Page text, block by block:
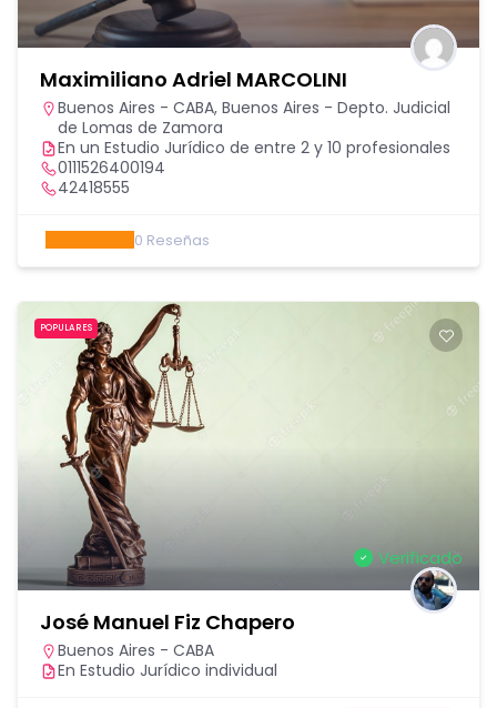
Maximiliano Adriel MARCOLINI
Buenos Aires - CABA, Buenos Aires - Depto. Judicial
de Lomas de Zamora
En un Estudio Jurídico de entre 2 y 10 profesionales
0111526400194
42418555
0 Reseñas
POPULARES
Verificado
José Manuel Fiz Chapero
Buenos Aires - CABA
En Estudio Jurídico individual